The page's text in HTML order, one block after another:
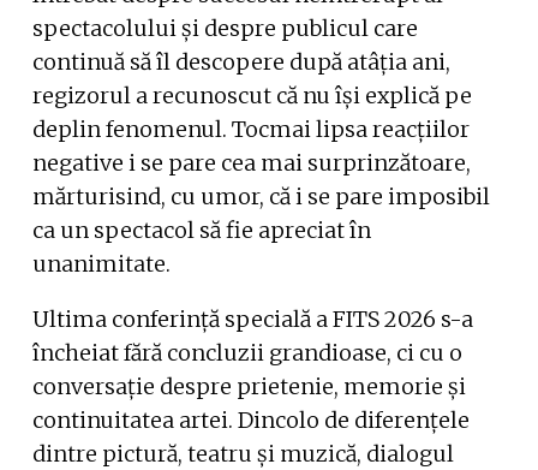
spectacolului și despre publicul care
continuă să îl descopere după atâția ani,
regizorul a recunoscut că nu își explică pe
deplin fenomenul. Tocmai lipsa reacțiilor
negative i se pare cea mai surprinzătoare,
mărturisind, cu umor, că i se pare imposibil
ca un spectacol să fie apreciat în
unanimitate.
Ultima conferință specială a FITS 2026 s-a
încheiat fără concluzii grandioase, ci cu o
conversație despre prietenie, memorie și
continuitatea artei. Dincolo de diferențele
dintre pictură, teatru și muzică, dialogul